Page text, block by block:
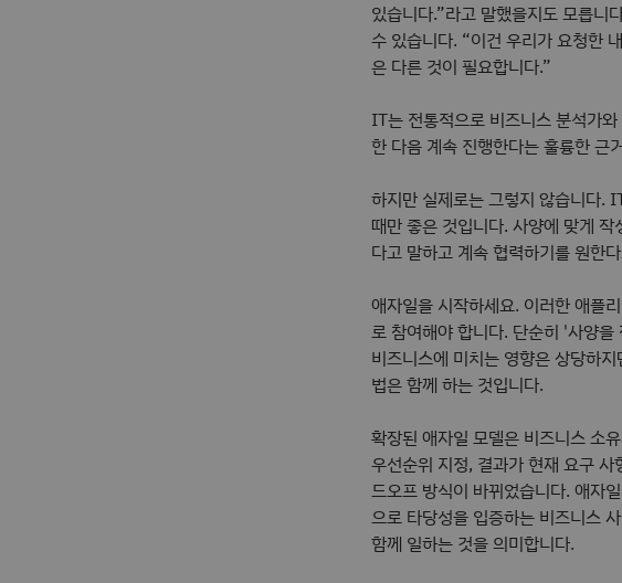
있습니다.”라고 말했을지도 모릅니
수 있습니다. “이건 우리가 요청한
은 다른 것이 필요합니다.”
IT는 전통적으로 비즈니스 분석가
한 다음 계속 진행한다는 훌륭한 근
하지만 실제로는 그렇지 않습니다.
때만 좋은 것입니다. 사양에 맞게
다고 말하고 계속 협력하기를 원한
애자일을 시작하세요. 이러한 애플
로 참여해야 합니다. 단순히 '사양
비즈니스에 미치는 영향은 상당하
법은 함께 하는 것입니다.
확장된 애자일 모델은 비즈니스 소
우선순위 지정, 결과가 현재 요구
드오프 방식이 바뀌었습니다. 애자
으로 타당성을 입증하는 비즈니스
함께 일하는 것을 의미합니다.